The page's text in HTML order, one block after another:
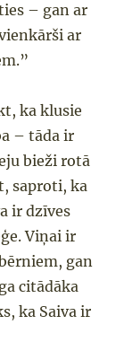
– gan ar
ar
ka klusie
– tāda ir
bieži rotā
saproti, ka
ir dzīves
Viņai ir
gan
citādāka
ka Saiva ir